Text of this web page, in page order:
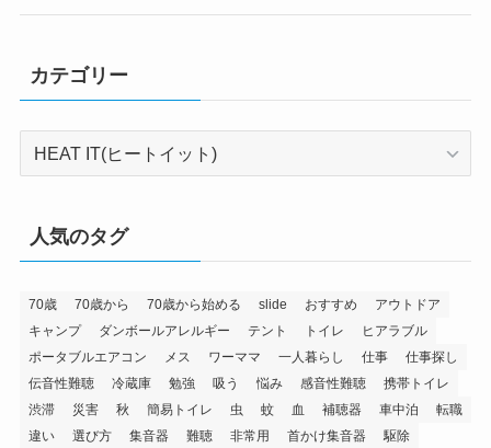
カテゴリー
カ
ー
人気のタグ
70歳 70歳から 70歳から始める slide おすすめ
アウトドア
キャンプ
ダンボールアレルギー テント トイレ
ヒアラブル
ポータブルエアコン
メス ワーママ 一人暮らし 仕事
仕事探し
伝音性難聴
冷蔵庫 勉強 吸う 悩み 感音性難聴
携帯トイレ
渋滞
災害 秋 簡易トイレ 虫 蚊 血 補聴器 車中泊
転職
違い
選び方 集音器 難聴 非常用 首かけ集音器 駆除